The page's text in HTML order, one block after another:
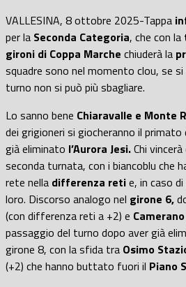
VALLESINA, 8 ottobre 2025-Tappa
per la Seconda Categoria, che con la
gironi di Coppa Marche chiuderà la
squadre sono nel momento clou, se
turno non si può più sbagliare.
Lo sanno bene Chiaravalle e Monte
dei grigioneri si giocheranno il primato
già eliminato l’Aurora Jesi.Chi
seconda turnata, con i biancoblu che
rete nella differenza retie, in caso
loro. Discorso analogo nel girone 6,
(con differenza reti a +2) e Camerano
passaggio del turno dopo aver già
girone 8, con la sfida tra Osimo
(+2) che hanno buttato fuori il Piano